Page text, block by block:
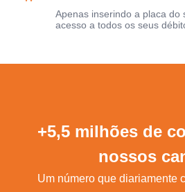
Apenas inserindo a placa do
acesso a todos os seus
+5,5 milhões de
nossos
Um número que diariamente